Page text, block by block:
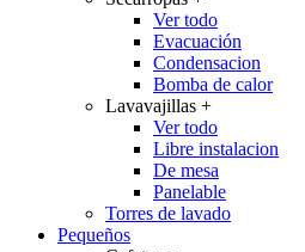
Ver todo
Evacuación
Condensacion
Bomba de calor
Lavavajillas +
Ver todo
Libre instalacion
De mesa
Panelable
Torres de lavado
Pequeños